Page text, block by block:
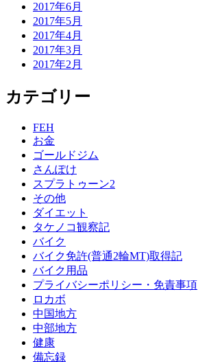
2017年6月
2017年5月
2017年4月
2017年3月
2017年2月
カテゴリー
FEH
お金
ゴールドジム
さんぽけ
スプラトゥーン2
その他
ダイエット
タケノコ観察記
バイク
バイク免許(普通2輪MT)取得記
バイク用品
プライバシーポリシー・免責事項
ロカボ
中国地方
中部地方
健康
備忘録